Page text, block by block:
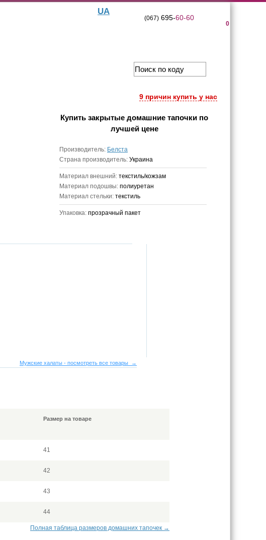
UA
0
(067)695-60-60
9 причин купить у нас
Купить закрытые домашние тапочки по
лучшей цене
Производитель: Белста
Страна производитель: Украина
Материал внешний: текстиль/кожзам
Материал подошвы: полиуретан
Материал стельки: текстиль
Упаковка: прозрачный пакет
Мужские халаты - посмотреть все товары →
Размер на товаре
41
42
43
44
Полная таблица размеров домашних тапочек →